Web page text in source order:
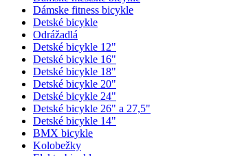
Dámske fitness bicykle
Detské bicykle
Odrážadlá
Detské bicykle 12"
Detské bicykle 16"
Detské bicykle 18"
Detské bicykle 20"
Detské bicykle 24"
Detské bicykle 26" a 27,5"
Detské bicykle 14"
BMX bicykle
Kolobežky